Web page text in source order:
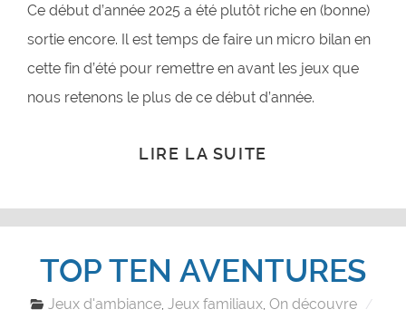
Ce début d’année 2025 a été plutôt riche en (bonne)
sortie encore. Il est temps de faire un micro bilan en
cette fin d’été pour remettre en avant les jeux que
nous retenons le plus de ce début d’année.
LIRE LA SUITE
TOP TEN AVENTURES
Jeux d'ambiance ,Jeux familiaux ,On découvre